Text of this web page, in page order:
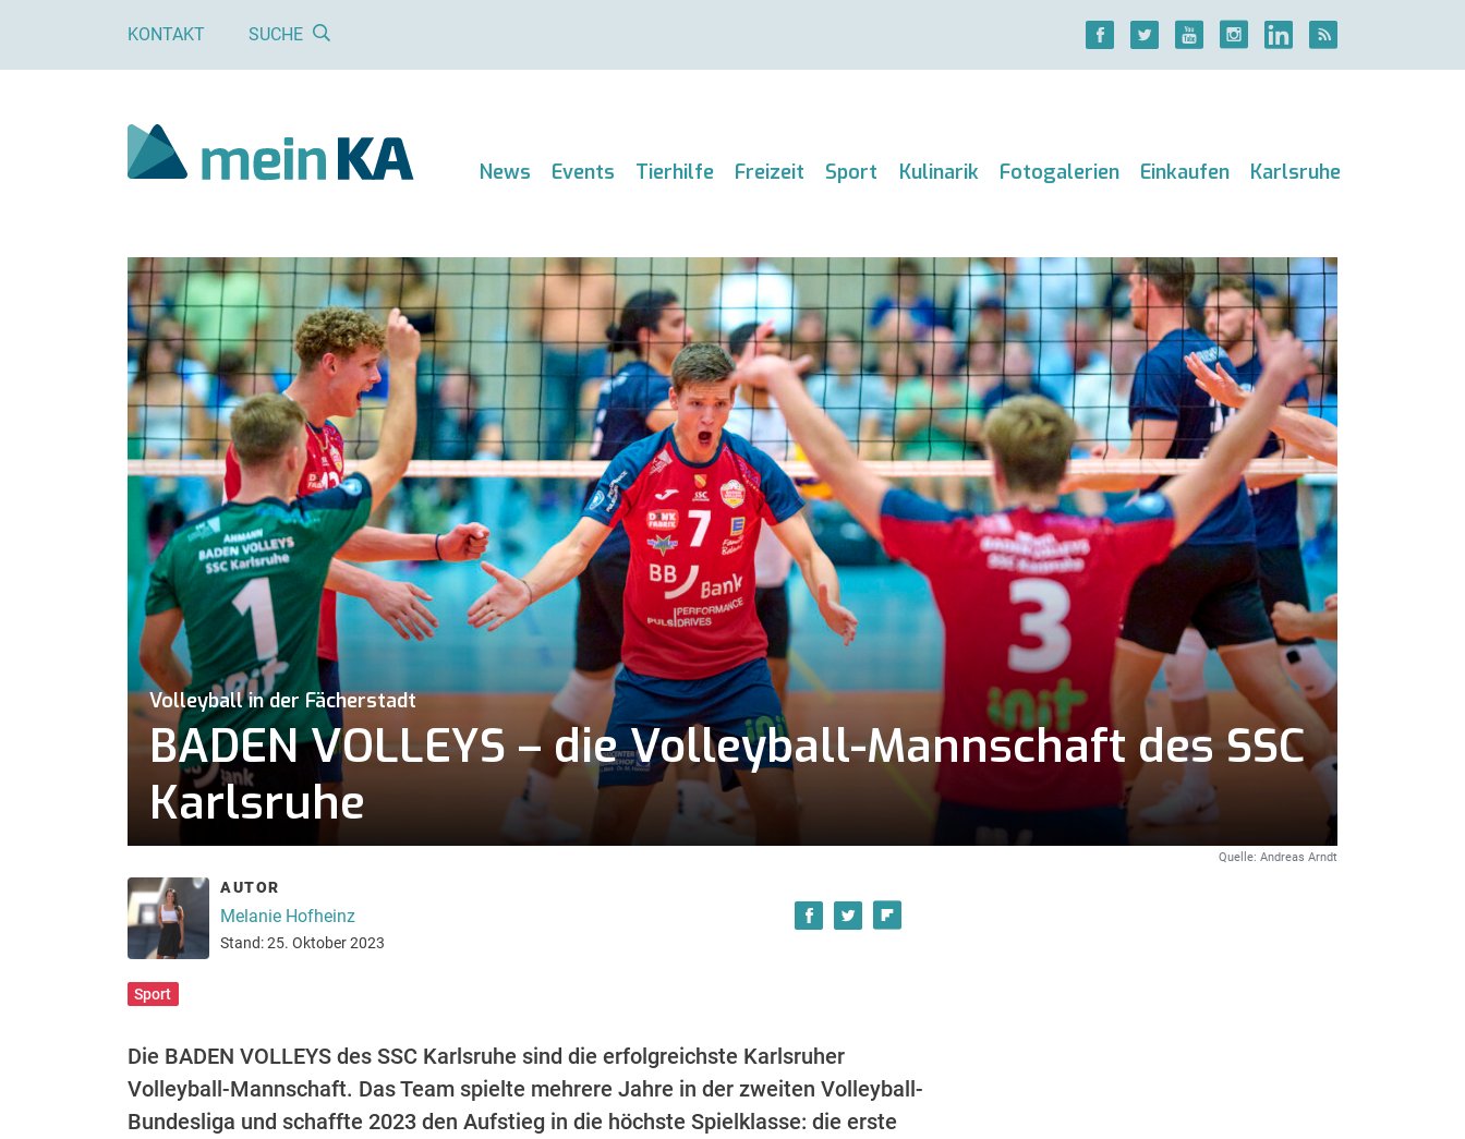
KONTAKT SUCHE
News Events Tierhilfe Freizeit Sport Kulinarik Fotogalerien Einkaufen Karlsruhe
Volleyball in der Fächerstadt
BADEN VOLLEYS – die Volleyball-Mannschaft des SSC
Karlsruhe
Quelle: Andreas Arndt
AUTOR
Melanie Hofheinz
Stand: 25. Oktober 2023
Sport
Die BADEN VOLLEYS des SSC Karlsruhe sind die erfolgreichste Karlsruher
Volleyball-Mannschaft. Das Team spielte mehrere Jahre in der zweiten Volleyball-
Bundesliga und schaffte 2023 den Aufstieg in die höchste Spielklasse: die erste